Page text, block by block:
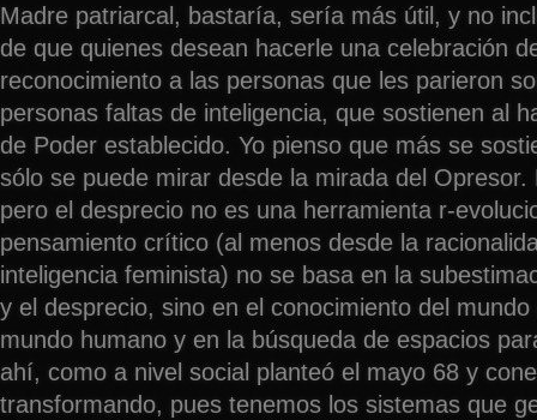
Madre patriarcal, bastaría, sería más útil, y no
de que quienes desean hacerle una celebración
reconocimiento a las personas que les parieron
personas faltas de inteligencia, que sostienen al
de Poder establecido. Yo pienso que más se
sólo se puede mirar desde la mirada del
pero el desprecio no es una herramienta r-
pensamiento crítico (al menos desde la
inteligencia feminista) no se basa en la
y el desprecio, sino en el conocimiento del
mundo humano y en la búsqueda de espacios
ahí, como a nivel social planteó el mayo 68 y
transformando, pues tenemos los sistemas que